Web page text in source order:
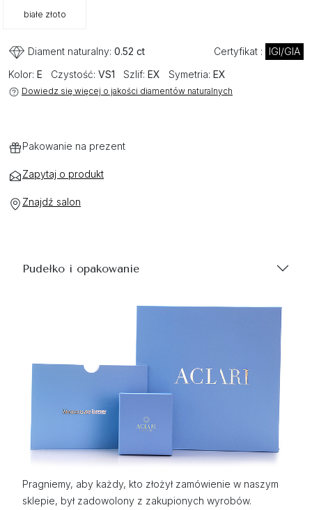
białe złoto
Diament naturalny: 0.52 ct Certyfikat :
IGI/GIA
Kolor: E Czystość: VS1 Szlif: EX Symetria: EX
Dowiedz się więcej o jakości diamentów naturalnych
Pakowanie na prezent
Zapytaj o produkt
Znajdź salon
Pudełko i opakowanie
Pragniemy, aby każdy, kto złożył zamówienie w naszym
sklepie, był zadowolony z zakupionych wyrobów.